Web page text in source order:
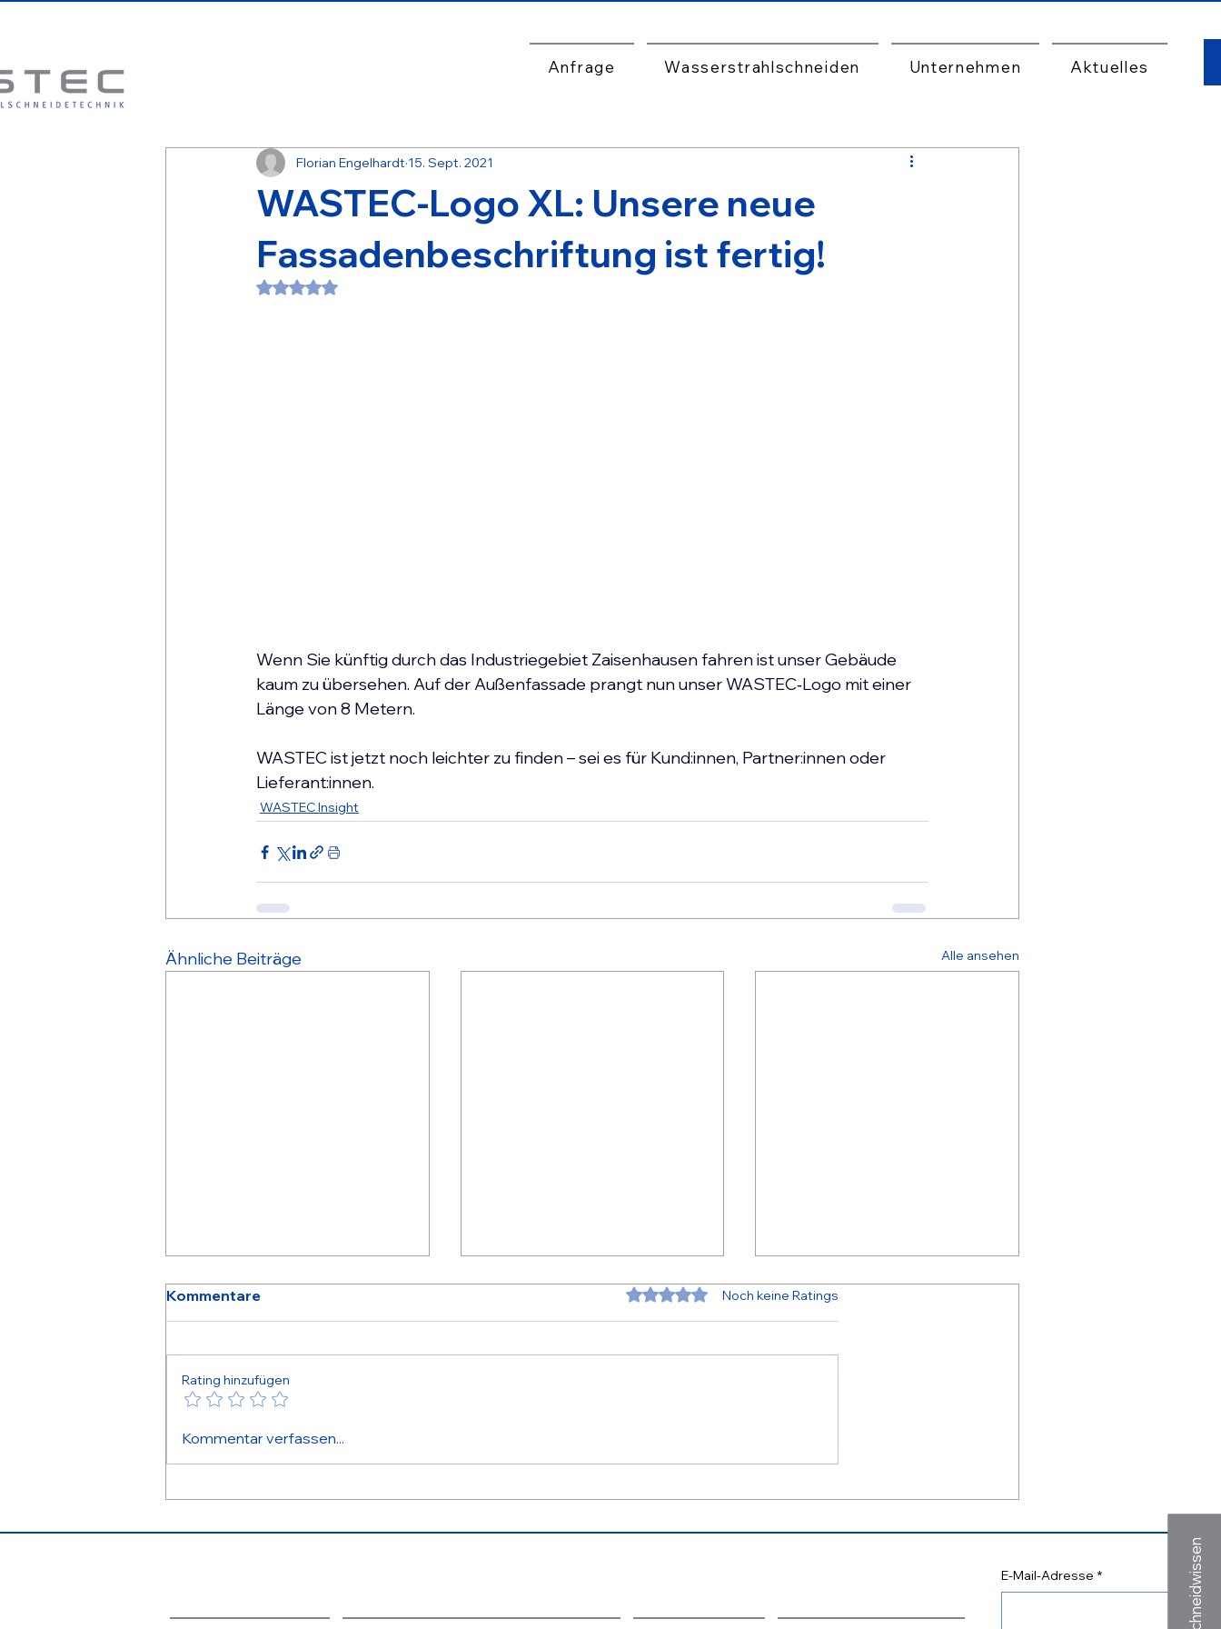
Anfrage Wasserstrahlschneiden Unternehmen Aktuelles
WASTEC-Logo XL: Unsere neue
Fassadenbeschriftung ist fertig!
Florian Engelhardt 15. Sept. 2021
Mit NaN von 5 Sternen bewertet.
Wenn Sie künftig durch das Industriegebiet Zaisenhausen fahren ist unser Gebäude
kaum zu übersehen. Auf der Außenfassade prangt nun unser WASTEC‑Logo mit einer
Länge von 8 Metern.
WASTEC ist jetzt noch leichter zu finden – sei es für Kund:innen, Partner:innen oder
Lieferant:innen.
WASTEC Insight
Ähnliche Beiträge Alle ansehen
Unsere neue Website –
Wasserstrahlschneidtechnik
Kommentare Mit 0 von 5 Sternen bewertet.
Noch keine Ratings
Rating hinzufügen
Kommentar verfassen...
Schneidwissen
E-Mail-Adresse *